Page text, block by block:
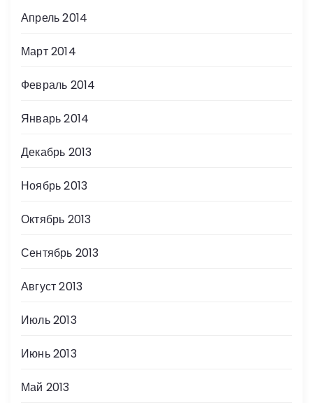
Апрель 2014
Март 2014
Февраль 2014
Январь 2014
Декабрь 2013
Ноябрь 2013
Октябрь 2013
Сентябрь 2013
Август 2013
Июль 2013
Июнь 2013
Май 2013